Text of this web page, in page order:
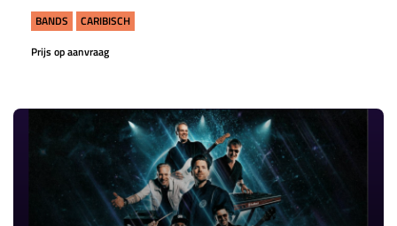
BANDS
CARIBISCH
Prijs op aanvraag